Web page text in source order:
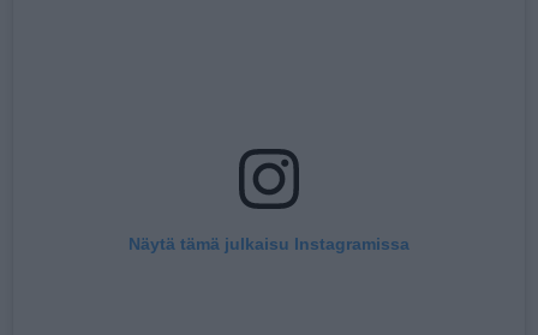
Näytä tämä julkaisu Instagramissa